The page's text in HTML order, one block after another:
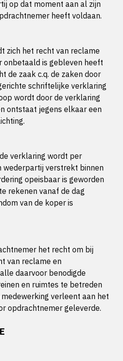
op dat moment aan al zijn
heeft voldaan.
zich het recht van reclame
onbetaald is gebleven heeft
de zaak c.q. de zaken door
schriftelijke verklaring
wordt door de verklaring
ontstaat jegens elkaar een
verklaring wordt per
wederpartij verstrekt binnen
opeisbaar is geworden
rekenen vanaf de dag
van de koper is
het recht om bij
van reclame en
daarvoor benodigde
en ruimtes te betreden
verleent aan het
opdrachtnemer geleverde.